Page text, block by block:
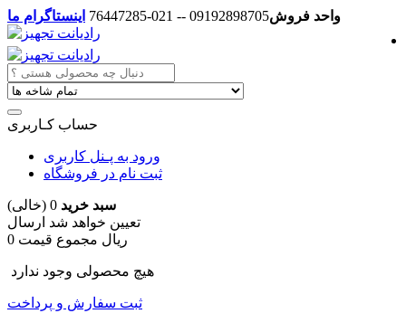
واحد فروش09192898705 -- 021-76447285 اینستاگرام ما
حساب کـاربری
ورود به پـنل کاربری
ثبت نام در فروشگاه
سبد خرید 0 (خالی)
تعیین خواهد شد ارسال
0 ریال مجموع قیمت
هیچ محصولی وجود ندارد
ثبت سفارش و پرداخت